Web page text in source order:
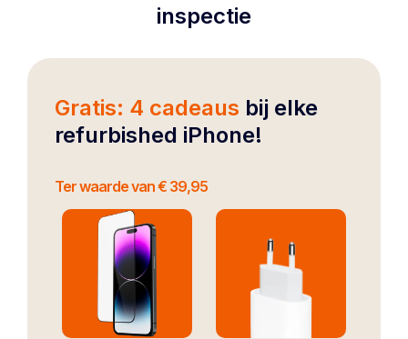
inspectie
Gratis: 4 cadeaus bij elke
refurbished iPhone!
Ter waarde van € 39,95